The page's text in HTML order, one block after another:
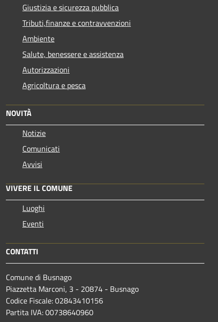
Giustizia e sicurezza pubblica
Tributi,finanze e contravvenzioni
Ambiente
Salute, benessere e assistenza
Autorizzazioni
Agricoltura e pesca
NOVITÀ
Notizie
Comunicati
Avvisi
VIVERE IL COMUNE
Luoghi
Eventi
CONTATTI
Comune di Busnago
Piazzetta Marconi, 3 - 20874 - Busnago
Codice Fiscale: 02843410156
Partita IVA: 00738640960